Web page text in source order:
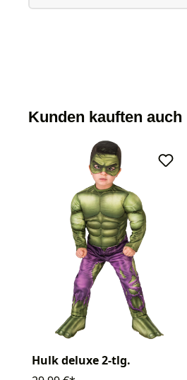
Kunden kauften auch
Hulk deluxe 2-tlg.